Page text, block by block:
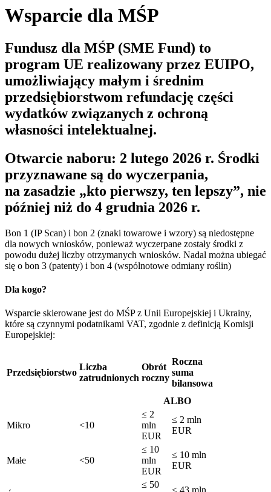
Wsparcie dla MŚP
Fundusz dla MŚP (SME Fund) to
program UE realizowany przez EUIPO,
umożliwiający małym i średnim
przedsiębiorstwom refundację części
wydatków związanych z ochroną
własności intelektualnej.
Otwarcie naboru: 2 lutego 2026 r. Środki
przyznawane są do wyczerpania,
na zasadzie „kto pierwszy, ten lepszy”, nie
później niż do 4 grudnia 2026 r.
Bon 1 (IP Scan) i bon 2 (znaki towarowe i wzory) są niedostępne
dla nowych wniosków, ponieważ wyczerpane zostały środki z
powodu dużej liczby otrzymanych wniosków. Nadal można ubiegać
się o bon 3 (patenty) i bon 4 (wspólnotowe odmiany roślin)
Dla kogo?
Wsparcie skierowane jest do MŚP z Unii Europejskiej i Ukrainy,
które są czynnymi podatnikami VAT, zgodnie z definicją Komisji
Europejskiej:
Przedsiębiorstwo
Liczba
zatrudnionych
Obrót
roczny
Roczna
suma
bilansowa
ALBO
Mikro <10
≤ 2
mln
EUR
≤ 2 mln
EUR
Małe <50
≤ 10
mln
EUR
≤ 10 mln
EUR
≤ 50